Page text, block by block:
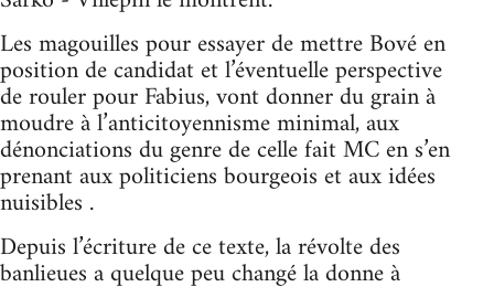
Les magouilles pour essayer de mettre Bové en
position de candidat et l’éventuelle perspective
de rouler pour Fabius, vont donner du grain à
moudre à l’anticitoyennisme minimal, aux
dénonciations du genre de celle fait MC en s’en
prenant aux politiciens bourgeois et aux idées
nuisibles .
Depuis l’écriture de ce texte, la révolte des
banlieues a quelque peu changé la donne à